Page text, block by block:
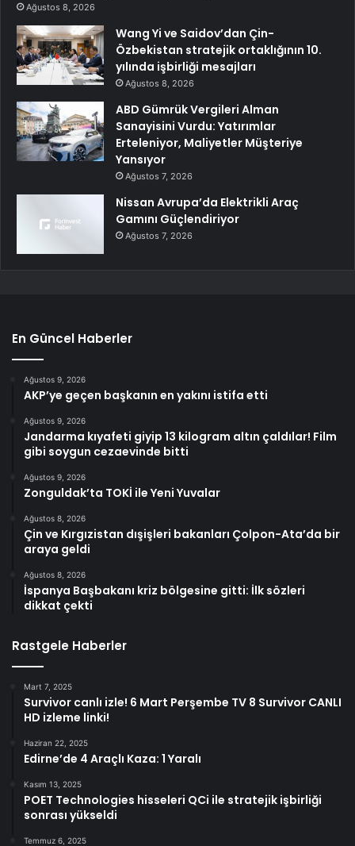
Ağustos 8, 2026
Wang Yi ve Saidov’dan Çin-
Özbekistan stratejik ortaklığının 10.
yılında işbirliği mesajları
Ağustos 8, 2026
ABD Gümrük Vergileri Alman
Sanayisini Vurdu: Yatırımlar
Erteleniyor, Maliyetler Müşteriye
Yansıyor
Ağustos 7, 2026
Nissan Avrupa’da Elektrikli Araç
Gamını Güçlendiriyor
Ağustos 7, 2026
En Güncel Haberler
Ağustos 9, 2026
AKP’ye geçen başkanın en yakını istifa etti
Ağustos 9, 2026
Jandarma kıyafeti giyip 13 kilogram altın çaldılar! Film
gibi soygun cezaevinde bitti
Ağustos 9, 2026
Zonguldak’ta TOKİ ile Yeni Yuvalar
Ağustos 8, 2026
Çin ve Kırgızistan dışişleri bakanları Çolpon-Ata’da bir
araya geldi
Ağustos 8, 2026
İspanya Başbakanı kriz bölgesine gitti: İlk sözleri
dikkat çekti
Rastgele Haberler
Mart 7, 2025
Survivor canlı izle! 6 Mart Perşembe TV 8 Survivor CANLI
HD izleme linki!
Haziran 22, 2025
Edirne’de 4 Araçlı Kaza: 1 Yaralı
Kasım 13, 2025
POET Technologies hisseleri QCi ile stratejik işbirliği
sonrası yükseldi
Temmuz 6, 2025